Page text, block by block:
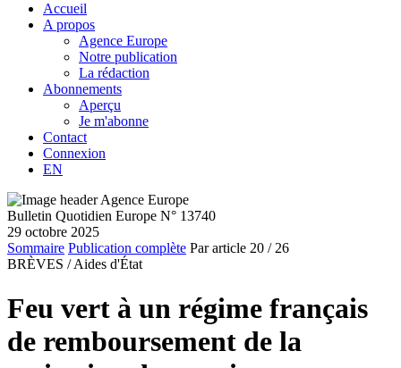
Accueil
A propos
Agence Europe
Notre publication
La rédaction
Abonnements
Aperçu
Je m'abonne
Contact
Connexion
EN
Bulletin Quotidien Europe N° 13740
29 octobre 2025
Sommaire Publication complète Par article 20 / 26
BRÈVES / Aides d'État
Feu vert à un régime français
de remboursement de la